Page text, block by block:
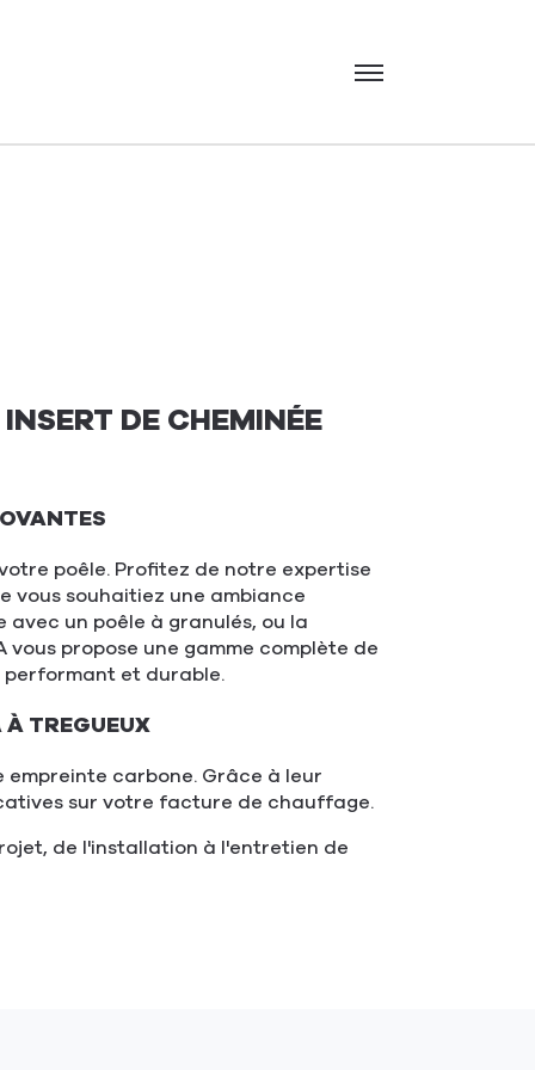
Menu
DE CHEMINÉE
poêle. Profitez de notre expertise
vous souhaitiez une ambiance
un poêle à granulés, ou la
propose une gamme complète de
performant et durable.
À TREGUEUX
empreinte carbone. Grâce à leur
sur votre facture de chauffage.
de l'installation à l'entretien de